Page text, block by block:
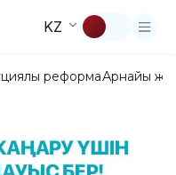
KZ
реформаАрнайы